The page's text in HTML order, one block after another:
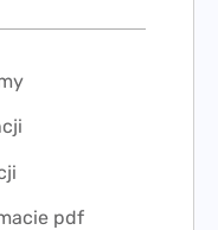
pdf